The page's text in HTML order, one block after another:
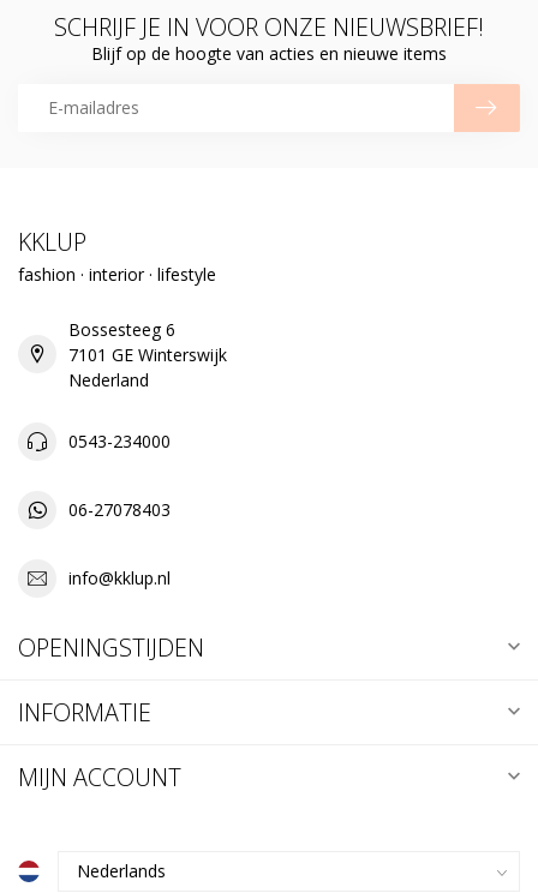
SCHRIJF JE IN VOOR ONZE NIEUWSBRIEF!
Blijf op de hoogte van acties en nieuwe items
KKLUP
fashion · interior · lifestyle
Bossesteeg 6
7101 GE Winterswijk
Nederland
0543-234000
06-27078403
info@kklup.nl
OPENINGSTIJDEN
INFORMATIE
MIJN ACCOUNT